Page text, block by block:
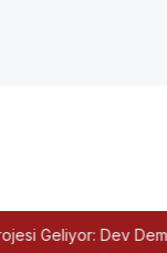
Geliyor: Dev